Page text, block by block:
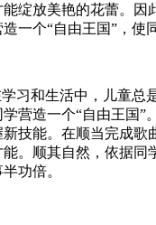
绽放美艳的花蕾。
一个“自由王国”，
习和生活中，儿童
营造一个“自由王国
技能。在顺当完成
。顺其自然，依据
功倍。